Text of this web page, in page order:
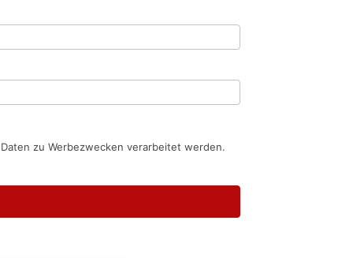
zu Werbezwecken verarbeitet werden.